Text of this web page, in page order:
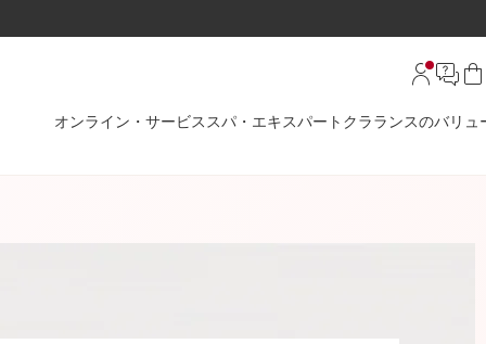
オンライン・サービス スパ・エキスパート クラランスのバリュ